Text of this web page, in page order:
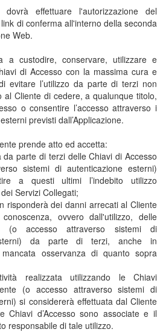
effettuare l'autorizzazione del
di conferma all'interno della seconda
Web.
a custodire, conservare, utilizzare e
di Accesso con la massima cura e
evitare l’utilizzo da parte di terzi non
al Cliente di cedere, a qualunque titolo,
o consentire l’accesso attraverso i
previsti dall’Applicazione.
prende atto ed accetta:
parte di terzi delle Chiavi di Accesso
sistemi di autenticazione esterni)
a questi ultimi l’indebito utilizzo
Servizi Collegati;
risponderà dei danni arrecati al Cliente
ovvero dall'utilizzo, delle
(o accesso attraverso sistemi di
da parte di terzi, anche in
osservanza di quanto sopra
realizzata utilizzando le Chiavi
(o accesso attraverso sistemi di
si considererà effettuata dal Cliente
Chiavi d’Accesso sono associate e il
responsabile di tale utilizzo.